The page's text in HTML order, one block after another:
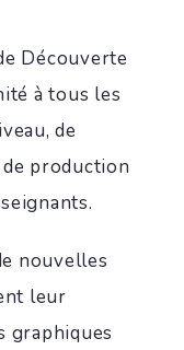
Découverte
à tous les
de
production
nouvelles
leur
graphiques